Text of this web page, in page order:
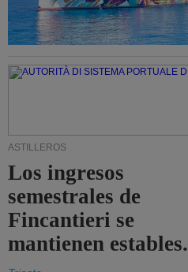
ASTILLEROS
Los ingresos
semestrales de
Fincantieri se
mantienen estables.